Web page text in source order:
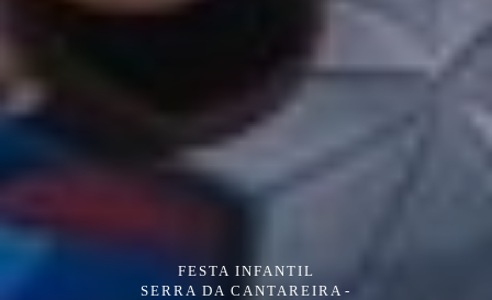
FESTA INFANTIL
SERRA DA CANTAREIRA